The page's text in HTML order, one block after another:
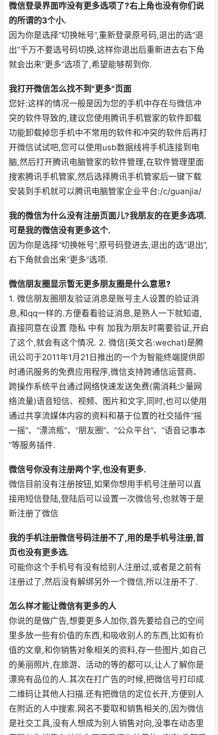
微信登录界面咋没有更多选项了?右上角也没有你们说
的所谓的3个小.
因为你是选择“切换帐号”,重新登录原号码,退出的选“退
出”千万不要选号码切换,这样你退出后重新进去右下角
就会出来“更多”选项了,希望能够帮到你.
我打开微信怎么找不到"更多"页面
您好:这样的情况一般是因为您的手机中存在与微信冲
突的软件导致的,建议您使用腾讯手机管家的软件卸载
功能卸载掉您手机中不常用的软件和冲突的软件后再打
开微信试试吧,您可以使用usb数据线将手机连接到电
脑,然后打开腾讯电脑管家的软件管理,在软件管理里面
搜索腾讯手机管家,然后选择腾讯手机管家后一键下载
安装到手机就可以腾讯电脑管家企业平台:/c/guanjia/
我的微信为什么没有注册页面儿?我朋友的在更多选项.
可是我的微信没有更多这个.
因为你是选择“切换帐号”,原号码登进去,退出的选“退出”,
右下角就会出来“更多”选项.
微信朋友圈显示暂无更多朋友圈是什么意思?
1. 微信朋友圈朋友验证消息是账号主人设置的验证消
息,和qq一样的.方便看看验证消息,是熟人一下就知道,
直接同意在设置 隐私 中有 加我为朋友时需要验证,开启
了这个,就会有这个情况. 2. 微信(英文名:wechat)是腾
讯公司于2011年1月21日推出的一个为智能终端提供即
时通讯服务的免费应用程序,微信支持跨通信运营商、
跨操作系统平台通过网络快速发送免费(需消耗少量网
络流量)语音短信、视频、图片和文字,同时,也可以使用
通过共享流媒体内容的资料和基于位置的社交插件“摇
一摇”、“漂流瓶”、“朋友圈”、”公众平台“、”语音记事本
“等服务插件.
微信号你没有注册两个字,也没有更多.
微信目前没有注册按钮,如果你想用手机号注册可以直
接用短信登陆,登陆后可以设置一次微信号,也就等于是
新注册了微信
我的手机注册微信号码注册不了,用的是手机号注册,首
页也没有更多选.
可能你这个手机号有没有给别人注册过,或者是之前有
注册过了,然后没有解绑另外一个微信,所以注册不了.
怎么样才能让微信有更多的人
你说的是做广告,想要更多人加你,首先要给自己的空间
里多放一些有价值的东西,和吸收别人的东西,比如有价
值的文章,和你销售对象相关的资料,存一些图片,如自己
的美丽照片,在旅游、活动的等的都可以,让人了解你是
漂亮有品位的人.其次在打广告的时候,把微信号打印成
二维码让其他人扫描.还有把微信的定位长开,方便别人
在附近的人中搜索.网名不要取和销售相关的,因为微信
是社交工具,没有人想成为别人销售对向,没事在动态里